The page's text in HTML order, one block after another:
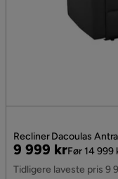
Recliner Dacoulas
Pris
9 999 kr
Original
Pris
Før 14 999
Tidligere laveste pris 9